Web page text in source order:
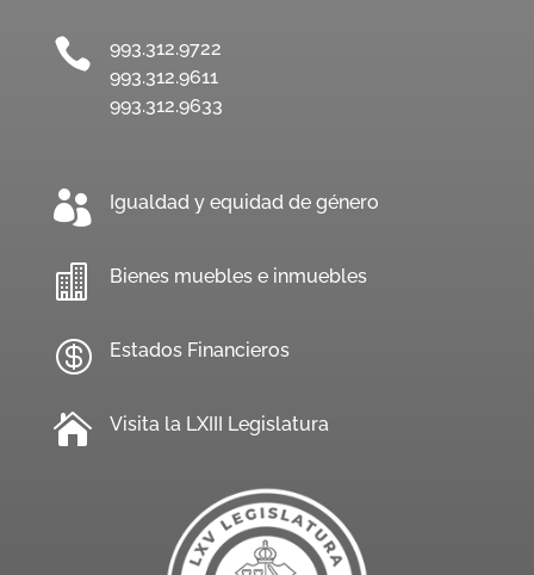

993.312.9722
993.312.9611
993.312.9633
 Igualdad y equidad de género
 Bienes muebles e inmuebles
 Estados Financieros
 Visita la LXIII Legislatura